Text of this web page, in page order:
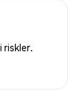
riskler.